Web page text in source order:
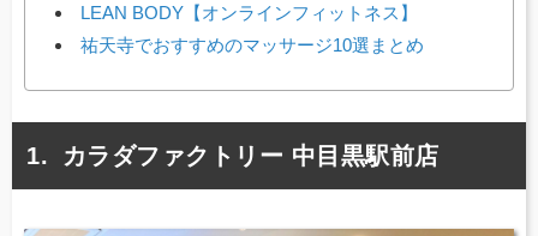
LEAN BODY【オンラインフィットネス】
祐天寺でおすすめのマッサージ10選まとめ
カラダファクトリー 中目黒駅前店